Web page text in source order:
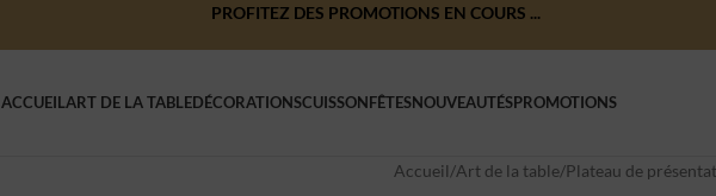
PROFITEZ DES PROMOTIONS EN COURS ...
ACCUEILART DE LA TABLEDÉCORATIONSCUISSONFÊTESNOUVEAUTÉSPROMOTIONS
Accueil/Art de la table/Plateau de